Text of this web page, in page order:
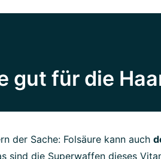
gut für die
der Sache: Folsäure kann auch
sind die Superwaffen dieses